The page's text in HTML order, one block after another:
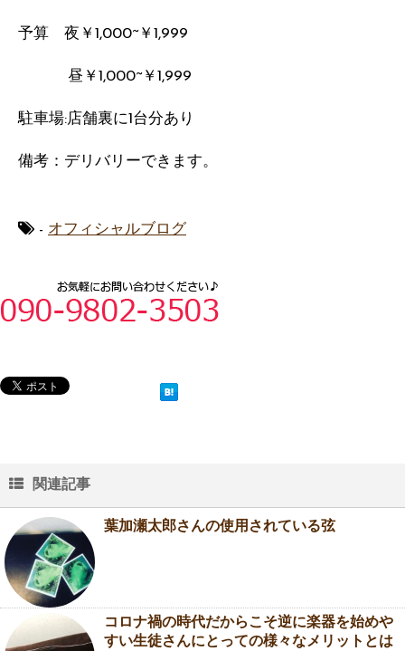
予算 夜￥1,000~￥1,999
昼￥1,000~￥1,999
駐車場:店舗裏に1台分あり
備考：デリバリーできます。
- オフィシャルブログ
関連記事
葉加瀬太郎さんの使用されている弦
コロナ禍の時代だからこそ逆に楽器を始めや
すい生徒さんにとっての様々なメリットとは